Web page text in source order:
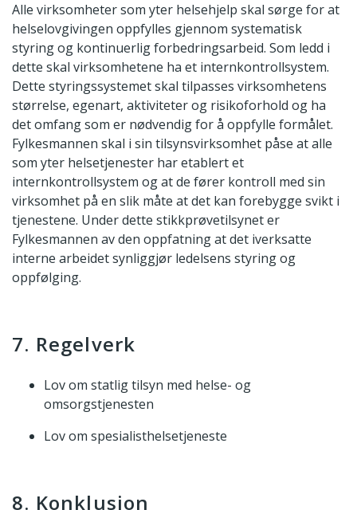
Alle virksomheter som yter helsehjelp skal sørge for at
helselovgivingen oppfylles gjennom systematisk
styring og kontinuerlig forbedringsarbeid. Som ledd i
dette skal virksomhetene ha et internkontrollsystem.
Dette styringssystemet skal tilpasses virksomhetens
størrelse, egenart, aktiviteter og risikoforhold og ha
det omfang som er nødvendig for å oppfylle formålet.
Fylkesmannen skal i sin tilsynsvirksomhet påse at alle
som yter helsetjenester har etablert et
internkontrollsystem og at de fører kontroll med sin
virksomhet på en slik måte at det kan forebygge svikt i
tjenestene. Under dette stikkprøvetilsynet er
Fylkesmannen av den oppfatning at det iverksatte
interne arbeidet synliggjør ledelsens styring og
oppfølging.
7. Regelverk
Lov om statlig tilsyn med helse- og
omsorgstjenesten
Lov om spesialisthelsetjeneste
8. Konklusjon